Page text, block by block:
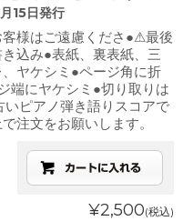
15日発行
様はご遠慮くださ●⚠最後
込み●表紙、裏表紙、三
ヤケシミ●ページ角に折
端にヤケシミ●切り取りは
いピアノ弾き語りスコアで
注文をお願いします。
¥2,500(税込)